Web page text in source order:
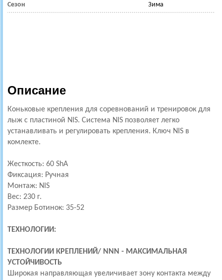
Сезон Зима
Описание
Коньковые крепления для соревнований и тренировок для
лыж с пластиной NIS. Система NIS позволяет легко
устанавливать и регулировать крепления. Ключ NIS в
комлекте.
Жесткость: 60 ShA
Фиксация: Ручная
Монтаж: NIS
Вес: 230 г.
Размер Ботинок: 35-52
ТЕХНОЛОГИИ:
ТЕХНОЛОГИИ КРЕПЛЕНИЙ/ NNN - МАКСИМАЛЬНАЯ
УСТОЙЧИВОСТЬ
Широкая направляющая увеличивает зону контакта между